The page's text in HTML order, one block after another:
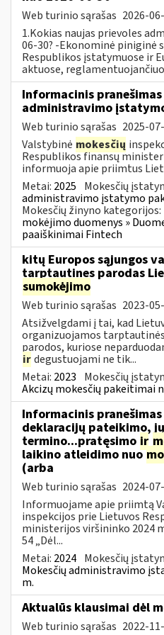
Web turinio sąrašas 2026-
1.Kokias naujas prievoles
06-30? -Ekonominė piniginė
Respublikos įstatymuose ir
aktuose,
Informacinis
administravimo
Web turinio sąrašas 2025-
Valstybinė mokesčių
Respublikos finansų
informuoja apie priimtus
Metai: 2025 Mokesčių
administravimo įstatymo
Mokesčių žinyno kategorijos:
mokėjimo duomenys »
paaiškinimai Fintech
kitų Europos sąjungos
tarptautines parodas
sumokėjimo
Web turinio sąrašas 2023-
Atsižvelgdami į tai, kad
organizuojamos
parodos, kuriose
irdegustuojami ne tik...
Metai: 2023 Mokesčių
Akcizų mokesčių pakeitimai
Informacinis
deklaracijų pateikimo,
termino...pratęsimo ir
laikino atleidimo nuo
(arba
Web turinio sąrašas 2024-
Informuojame apie priimtą
inspekcijos prie Lietuvos
ministerijos viršininko 2024
54 „Dėl...
Metai: 2024 Mokesčių
Mokesčių administravimo
m.
Aktualūs klausimai dėl
Web turinio sąrašas 2022-